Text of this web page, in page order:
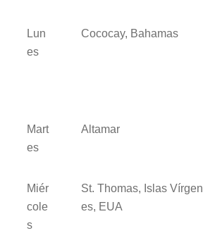
Lun
es
Cococay, Bahamas
Mart
es
Altamar
Miér
cole
s
St. Thomas, Islas Vírgen
es, EUA